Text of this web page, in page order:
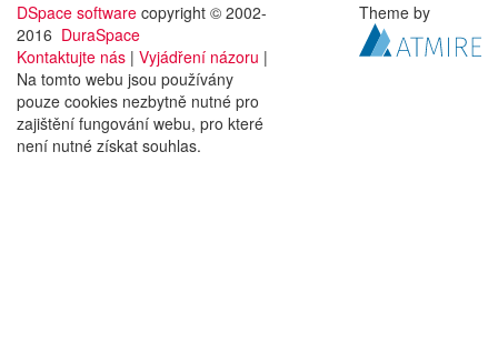
DSpace software copyright © 2002-
2016 DuraSpace
Kontaktujte nás | Vyjádření názoru |
Na tomto webu jsou používány
pouze cookies nezbytně nutné pro
zajištění fungování webu, pro které
není nutné získat souhlas.
Theme by